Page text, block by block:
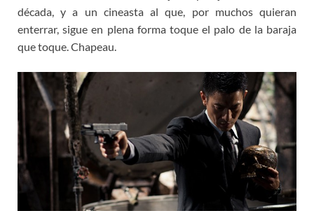
década, y a un cineasta al que, por muchos quieran
enterrar, sigue en plena forma toque el palo de la baraja
que toque. Chapeau.